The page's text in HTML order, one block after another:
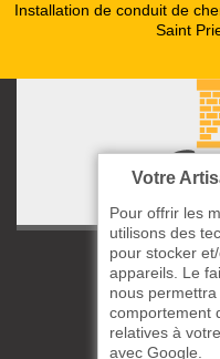
Installation de conduit de
Saint
05
Votre
Pour offrir les
utilisons des
pour stocker
appareils. Le
nous
comportement
relatives à
avec Google.